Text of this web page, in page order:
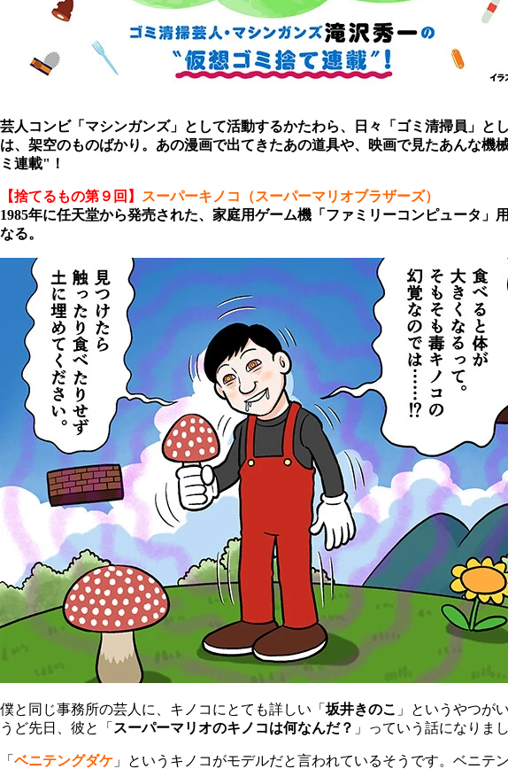
芸人コンビ「マシンガンズ」として活動するかたわら、日々「ゴミ清掃員」
は、架空のものばかり。あの漫画で出てきたあの道具や、映画で見たあんな
ミ連載"！
【捨てるもの第９回】
スーパーキノコ（スーパーマリオブラザーズ）
1985年に任天堂から発売された、家庭用ゲーム機「ファミリーコンピュータ」
なる。
僕と同じ事務所の芸人に、キノコにとても詳しい「 坂井きのこ 」というやつが
うど先日、彼と「 スーパーマリオのキノコは何なんだ？ 」っていう話になりまし
「 ベニテングダケ 」というキノコがモデルだと言われているそうです。ベニテ